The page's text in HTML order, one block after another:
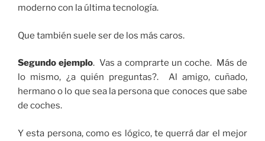
moderno con la última tecnología.
Que también suele ser de los más caros.
Segundo ejemplo. Vas a comprarte un coche. Más de
lo mismo, ¿a quién preguntas?. Al amigo, cuñado,
hermano o lo que sea la persona que conoces que sabe
de coches.
Y esta persona, como es lógico, te querrá dar el mejor